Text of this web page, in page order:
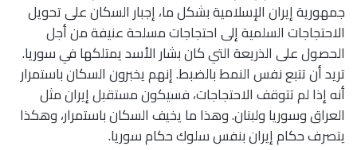
جمهورية إيران الإسلامية بشكل ما، إجبار السكان على تحويل
الاحتجاجات السلمية إلى احتجاجات مسلحة عنيفة من أجل
الحصول على الذريعة التي كان بشار الأسد يمتلكها في سوريا.
تريد أن تتبع نفس النمط بالضبط. إنهم يخبرون السكان باستمرار
أنه إذا لم تتوقف الاحتجاجات، فسيكون مستقبل إيران مثل
العراق وسوريا ولبنان. وهذا ما يخيف السكان باستمرار، وهكذا
يتصرف حكام إيران بنفس سلوك حكام سوريا.